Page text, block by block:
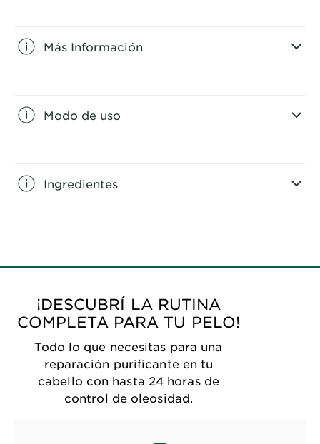
Más Información
Modo de uso
Ingredientes
¡DESCUBRÍ LA RUTINA
COMPLETA PARA TU PELO!
Todo lo que necesitas para una
reparación purificante en tu
cabello con hasta 24 horas de
control de oleosidad.